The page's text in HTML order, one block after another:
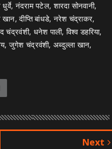
नंदराम पटेल, शारदा सोनवानी,
दीप्ति बांधडे, नरेश चंद्राकर,
चंद्रवंशी, धनेश पाली, विश्व डहरिया,
जुगेश चंद्रवंशी, अब्दुल्ला खान,
Next